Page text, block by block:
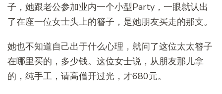
子，她跟老公参加业内一个小型Party，一眼就认出
了在座一位女士头上的簪子，是她朋友买走的那支。
她也不知道自己出于什么心理，就问了这位太太簪子
在哪里买的，多少钱。这位女士说，从朋友那儿拿
的，纯手工，请高僧开过光，才680元。